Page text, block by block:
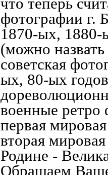
фотографии г.
1870-ых, 1880-
(можно
советская
ых, 80-ых
военные ретро
первая
вторая
Родине -
Обращаем